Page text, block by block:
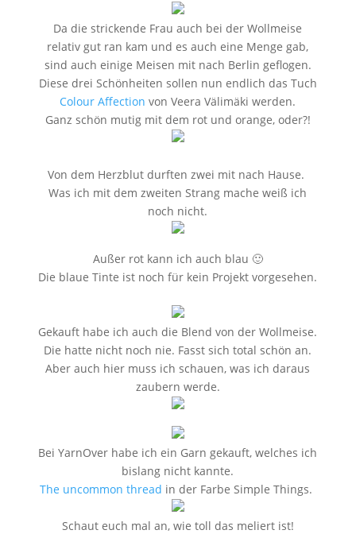
Da die strickende Frau auch bei der Wollmeise
relativ gut ran kam und es auch eine Menge gab,
sind auch einige Meisen mit nach Berlin geflogen.
Diese drei Schönheiten sollen nun endlich das Tuch
Colour Affection von Veera Välimäki werden.
Ganz schön mutig mit dem rot und orange, oder?!
Von dem Herzblut durften zwei mit nach Hause.
Was ich mit dem zweiten Strang mache weiß ich
noch nicht.
Außer rot kann ich auch blau 🙂
Die blaue Tinte ist noch für kein Projekt vorgesehen.
Gekauft habe ich auch die Blend von der Wollmeise.
Die hatte nicht noch nie. Fasst sich total schön an.
Aber auch hier muss ich schauen, was ich daraus
zaubern werde.
Bei YarnOver habe ich ein Garn gekauft, welches ich
bislang nicht kannte.
The uncommon thread in der Farbe Simple Things.
Schaut euch mal an, wie toll das meliert ist!